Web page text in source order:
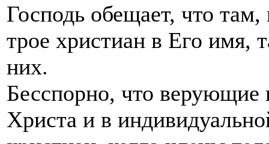
Господь обещает, что
трое христиан в Его имя,
них.
Бесспорно, что верующие
Христа и в